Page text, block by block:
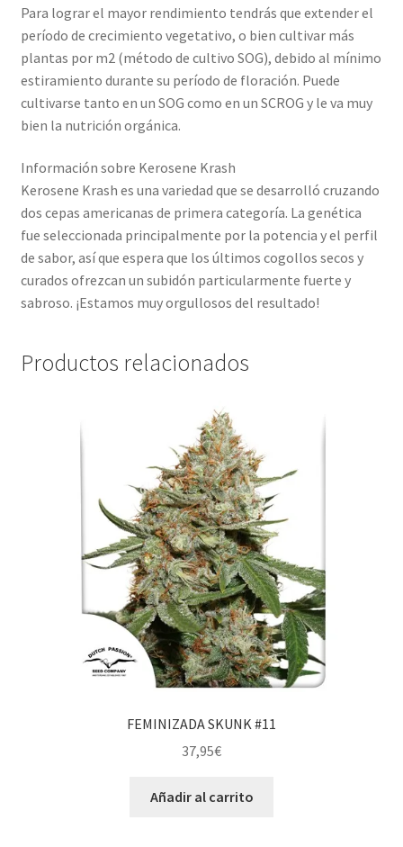
Para lograr el mayor rendimiento tendrás que extender el
período de crecimiento vegetativo, o bien cultivar más
plantas por m2 (método de cultivo SOG), debido al mínimo
estiramiento durante su período de floración. Puede
cultivarse tanto en un SOG como en un SCROG y le va muy
bien la nutrición orgánica.
Información sobre Kerosene Krash
Kerosene Krash es una variedad que se desarrolló cruzando
dos cepas americanas de primera categoría. La genética
fue seleccionada principalmente por la potencia y el perfil
de sabor, así que espera que los últimos cogollos secos y
curados ofrezcan un subidón particularmente fuerte y
sabroso. ¡Estamos muy orgullosos del resultado!
Productos relacionados
FEMINIZADA SKUNK #11
37,95€
Añadir al carrito